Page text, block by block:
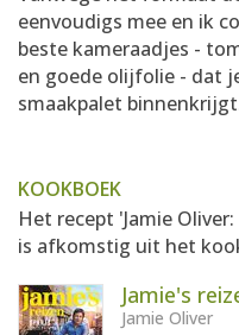
eenvoudigs mee en ik
beste kameraadjes -
en goede olijfolie - dat
smaakpalet
KOOKBOEK
Het recept 'Jamie
is afkomstig uit het
Jamie's
Jamie Oliver